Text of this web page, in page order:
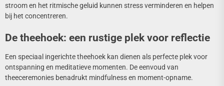
stroom en het ritmische geluid kunnen stress verminderen en helpen
bij het concentreren.
De theehoek: een rustige plek voor reflectie
Een speciaal ingerichte theehoek kan dienen als perfecte plek voor
ontspanning en meditatieve momenten. De eenvoud van
theeceremonies benadrukt mindfulness en moment-opname.